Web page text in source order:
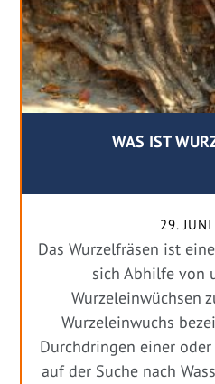
WAS IST
29.
Das Wurzelfräsen ist
sich Abhilfe von
Wurzeleinwüchsen
Wurzeleinwuchs
Durchdringen einer
auf der Suche nach